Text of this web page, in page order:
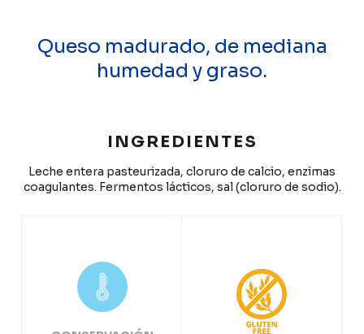
Queso madurado, de mediana
humedad y graso.
INGREDIENTES
Leche entera pasteurizada, cloruro de calcio, enzimas
coagulantes. Fermentos lácticos, sal (cloruro de sodio).